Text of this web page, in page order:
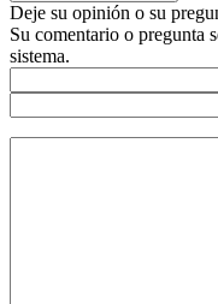
Deje su opinión o su
Su comentario o pregunta
sistema.